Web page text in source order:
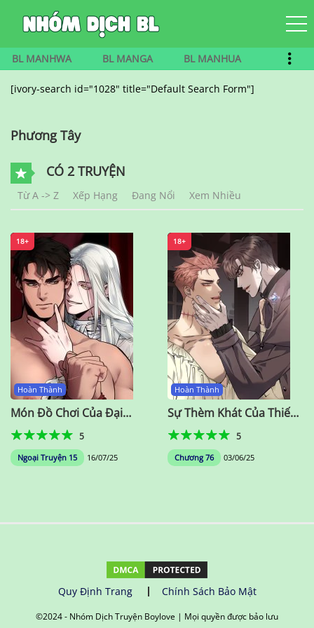
BL MANHWA BL MANGA BL MANHUA
[ivory-search id="1028" title="Default Search Form"]
Phương Tây
CÓ 2 TRUYỆN
Từ A -> Z Xếp Hạng Đang Nổi Xem Nhiều
18+
Hoàn Thành
Món Đồ Chơi Của Đại
Công Tước
5
Ngoại Truyện 15 16/07/25
18+
Hoàn Thành
Sự Thèm Khát Của Thiếu
Gia
5
Chương 76 03/06/25
Quy Định Trang Chính Sách Bảo Mật
©️2024 - Nhóm Dịch Truyện Boylove | Mọi quyền được bảo lưu